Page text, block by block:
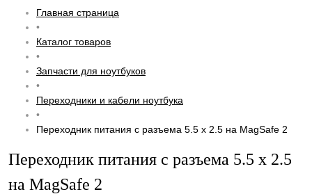
Главная страница
•
Каталог товаров
•
Запчасти для ноутбуков
•
Переходники и кабели ноутбука
•
Переходник питания с разъема 5.5 х 2.5 на MagSafe 2
Переходник питания с разъема 5.5 х 2.5
на MagSafe 2